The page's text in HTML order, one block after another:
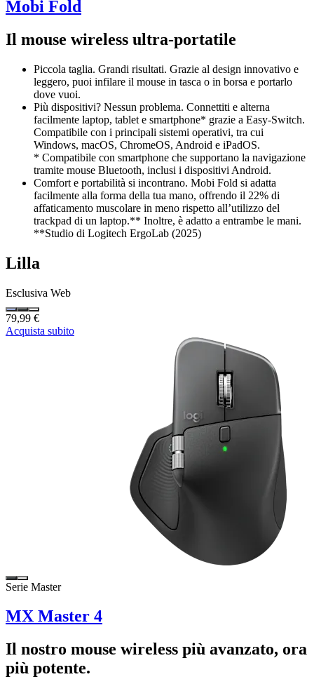
Mobi Fold
Il mouse wireless ultra-portatile
Piccola taglia. Grandi risultati. Grazie al design innovativo e
leggero, puoi infilare il mouse in tasca o in borsa e portarlo
dove vuoi.
Più dispositivi? Nessun problema. Connettiti e alterna
facilmente laptop, tablet e smartphone* grazie a Easy-Switch.
Compatibile con i principali sistemi operativi, tra cui
Windows, macOS, ChromeOS, Android e iPadOS.
* Compatibile con smartphone che supportano la navigazione
tramite mouse Bluetooth, inclusi i dispositivi Android.
Comfort e portabilità si incontrano. Mobi Fold si adatta
facilmente alla forma della tua mano, offrendo il 22% di
affaticamento muscolare in meno rispetto all’utilizzo del
trackpad di un laptop.** Inoltre, è adatto a entrambe le mani.
**Studio di Logitech ErgoLab (2025)
Lilla
Esclusiva Web
79,99 €
Acquista subito
Serie Master
MX Master 4
Il nostro mouse wireless più avanzato, ora
più potente.